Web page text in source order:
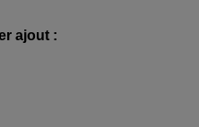
ajout :